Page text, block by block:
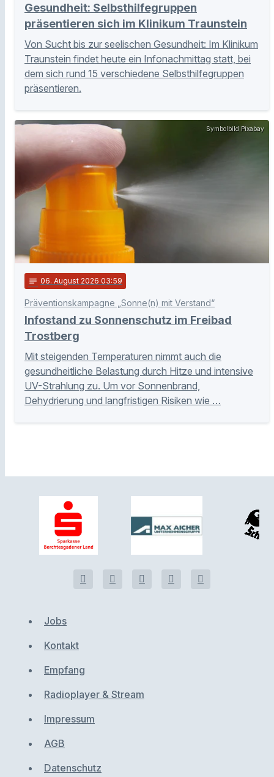
Gesundheit: Selbsthilfegruppen
präsentieren sich im Klinikum Traunstein
Von Sucht bis zur seelischen Gesundheit: Im Klinikum
Traunstein findet heute ein Infonachmittag statt, bei
dem sich rund 15 verschiedene Selbsthilfegruppen
präsentieren.
Symbolbild Pixabay
notes 06. August 2026 03:59
Präventionskampagne „Sonne(n) mit Verstand“
Infostand zu Sonnenschutz im Freibad
Trostberg
Mit steigenden Temperaturen nimmt auch die
gesundheitliche Belastung durch Hitze und intensive
UV-Strahlung zu. Um vor Sonnenbrand,
Dehydrierung und langfristigen Risiken wie …
Jobs
Kontakt
Empfang
Radioplayer & Stream
Impressum
AGB
Datenschutz